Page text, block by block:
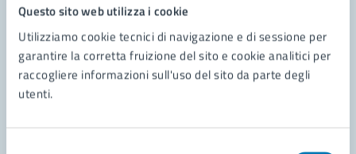
Questo sito web utilizza i cookie
Utilizziamo cookie tecnici di navigazione e di sessione per
garantire la corretta fruizione del sito e cookie analitici per
raccogliere informazioni sull'uso del sito da parte degli
utenti.
Contatta il comune
Leggi le domande frequenti